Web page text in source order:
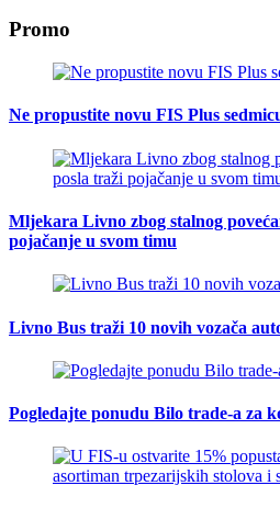
Promo
Ne propustite novu FIS Plus
Mljekara Livno zbog stalnog
pojačanje u svom timu
Livno Bus traži 10 novih vozača
Pogledajte ponudu Bilo trade-a za